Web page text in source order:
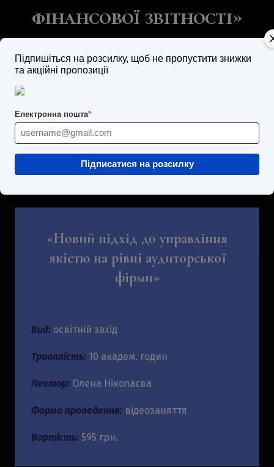
Підпишіться на розсилку, щоб не пропустити знижки
та акційні пропозиції
Електронна пошта*
Підписатися на розсилку
фінансової звітності»
(короткостроковий захід)
«Новий підхід до управління
якістю на рівні аудиторської
фірми»
Вид: освітній захід
Тривалість: 10 академ. годин
Лектор: Олена Ніколаєва
Форма проведення: відеозаняття
Вартість: 595 грн.